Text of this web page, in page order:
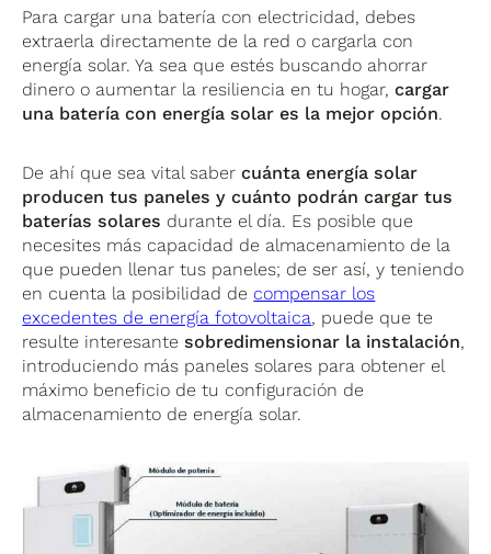
Para cargar una batería con electricidad, debes
extraerla directamente de la red o cargarla con
energía solar. Ya sea que estés buscando ahorrar
dinero o aumentar la resiliencia en tu hogar,cargar
una batería con energía solar es la mejor opción.
De ahí que sea vital sabercuánta energía solar
producen tus paneles y cuánto podrán cargar tus
baterías solares durante el día. Es posible que
necesites más capacidad de almacenamiento de la
que pueden llenar tus paneles; de ser así, y teniendo
en cuenta la posibilidad de compensar los
excedentes de energía fotovoltaica, puede que te
resulte interesantesobredimensionar la instalación,
introduciendo más paneles solares para obtener el
máximo beneficio de tu configuración de
almacenamiento de energía solar.